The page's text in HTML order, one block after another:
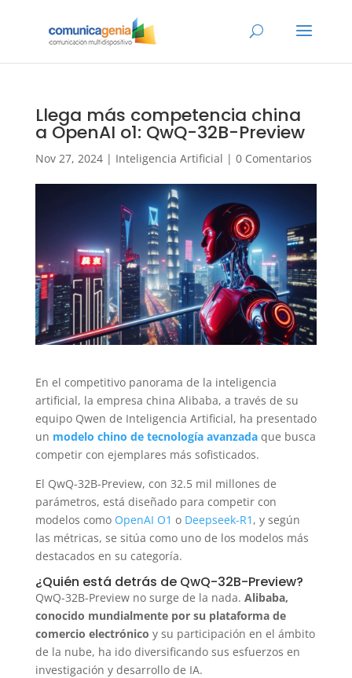
Llega más competencia china
a OpenAI o1: QwQ-32B-Preview
Nov 27, 2024| Inteligencia Artificial | 0 Comentarios
En el competitivo panorama de la inteligencia
artificial, la empresa china Alibaba, a través de su
equipo Qwen de Inteligencia Artificial, ha presentado
un modelo chino de tecnología avanzada que busca
competir con ejemplares más sofisticados.
El QwQ-32B-Preview, con 32.5 mil millones de
parámetros, está diseñado para competir con
modelos como OpenAI O1 o Deepseek-R1 , y según
las métricas, se sitúa como uno de los modelos más
destacados en su categoría.
¿Quién está detrás de QwQ-32B-Preview?
QwQ-32B-Preview no surge de la nada. Alibaba,
conocido mundialmente por su plataforma de
comercio electrónico y su participación en el ámbito
de la nube, ha ido diversificando sus esfuerzos en
investigación y desarrollo de IA.